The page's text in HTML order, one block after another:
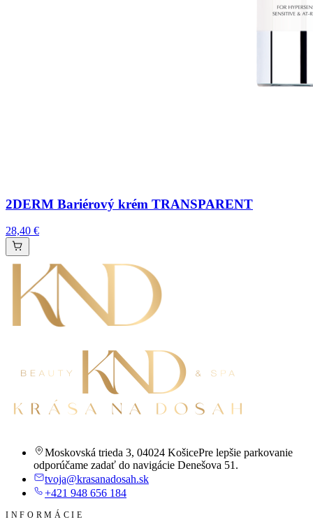
2DERM Bariérový krém TRANSPARENT
28,40 €
Moskovská trieda 3, 04024 KošicePre lepšie parkovanie
odporúčame zadať do navigácie Denešova 51.
tvoja@krasanadosah.sk
+421 948 656 184
INFORMÁCIE